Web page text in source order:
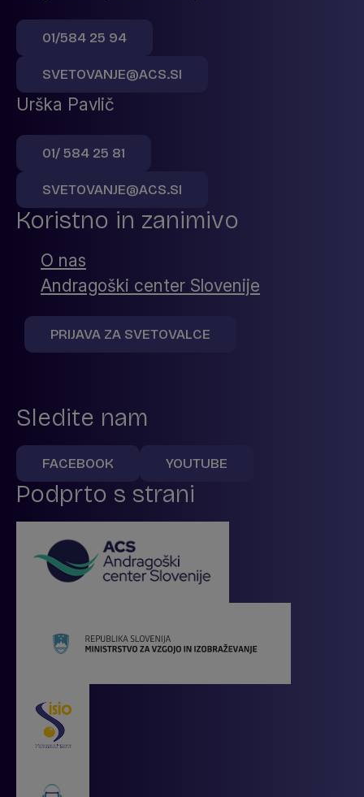
01/584 25 94
SVETOVANJE@ACS.SI
Urška Pavlič
01/ 584 25 81
SVETOVANJE@ACS.SI
Koristno in zanimivo
O nas
Andragoški center Slovenije
PRIJAVA ZA SVETOVALCE
Sledite nam
FACEBOOK YOUTUBE
Podprto s strani